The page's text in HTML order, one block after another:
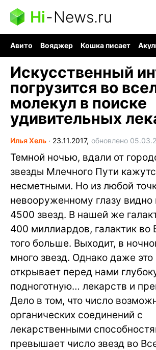
Hi-News.ru
Авито Вояджер Кошка писает
Искусственный
погрузится во
молекул в поиске
удивительных
Илья Хель ∙ 23.11.2017, обновлено
Темной ночью, вдали от
звезды Млечного Пути
несметными. Но из любой
невооруженному глазу
4500 звезд. В нашей же
400 миллиардов, галактик во
того больше. Выходит, в
много звезд. Однако даже это
открывает перед нами
подноготную… лекарств и
Дело в том, что число
органических соединений с
лекарственными
превышает число звезд во